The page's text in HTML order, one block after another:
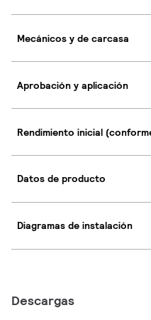
Mecánicos y de carcasa
Aprobación y aplicación
Rendimiento inicial
Datos de producto
Diagramas de instalación
Descargas